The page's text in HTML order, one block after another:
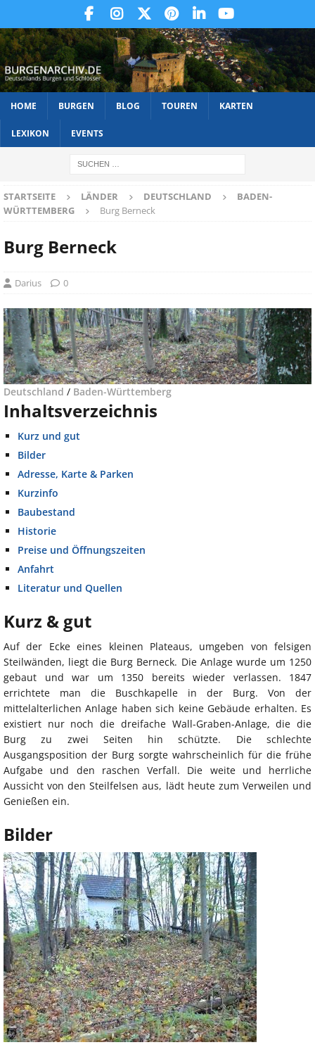
HOME BURGEN BLOG TOUREN KARTEN
LEXIKON EVENTS
STARTSEITE LÄNDER DEUTSCHLAND
BADEN-
WÜRTTEMBERG
Burg Berneck
Burg Berneck
Darius 0
Deutschland / Baden-Württemberg
Inhaltsverzeichnis
Kurz und gut
Bilder
Adresse, Karte & Parken
Kurzinfo
Baubestand
Historie
Preise und Öffnungszeiten
Anfahrt
Literatur und Quellen
Kurz & gut
Auf der Ecke eines kleinen Plateaus, umgeben von felsigen
Steilwänden, liegt die Burg Berneck. Die Anlage wurde um 1250
gebaut und war um 1350 bereits wieder verlassen. 1847
errichtete man die Buschkapelle in der Burg. Von der
mittelalterlichen Anlage haben sich keine Gebäude erhalten. Es
existiert nur noch die dreifache Wall-Graben-Anlage, die die
Burg zu zwei Seiten hin schützte. Die schlechte
Ausgangsposition der Burg sorgte wahrscheinlich für die frühe
Aufgabe und den raschen Verfall. Die weite und herrliche
Aussicht von den Steilfelsen aus, lädt heute zum Verweilen und
Genießen ein.
Bilder